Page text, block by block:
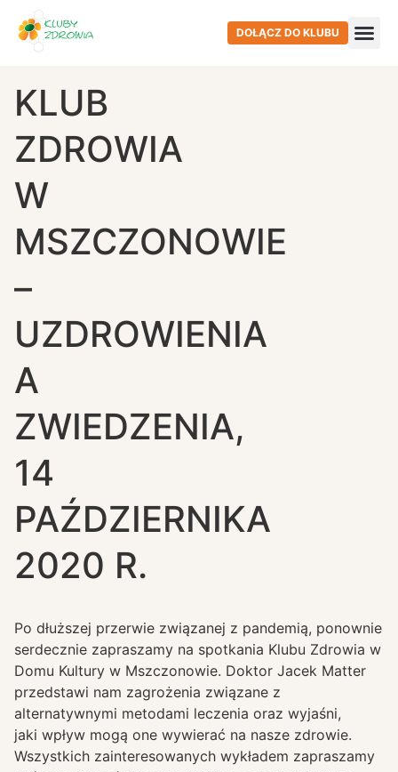
DOŁĄCZ DO KLUBU
KLUB
ZDROWIA
W
MSZCZONOWIE
–
UZDROWIENIA
A
ZWIEDZENIA,
14
PAŹDZIERNIKA
2020 R.
Po dłuższej przerwie związanej z pandemią, ponownie
serdecznie zapraszamy na spotkania Klubu Zdrowia w
Domu Kultury w Mszczonowie. Doktor Jacek Matter
przedstawi nam zagrożenia związane z
alternatywnymi metodami leczenia oraz wyjaśni,
jaki wpływ mogą one wywierać na nasze zdrowie.
Wszystkich zainteresowanych wykładem zapraszamy